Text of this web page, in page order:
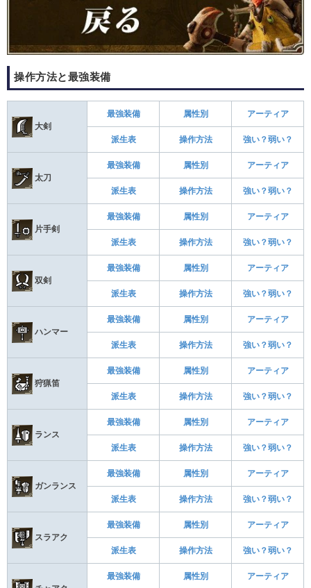
操作方法と最強装備
大剣
最強装備 属性別 アーティア
派生表 操作方法 強い？弱い？
太刀
最強装備 属性別 アーティア
派生表 操作方法 強い？弱い？
片手剣
最強装備 属性別 アーティア
派生表 操作方法 強い？弱い？
双剣
最強装備 属性別 アーティア
派生表 操作方法 強い？弱い？
ハンマー
最強装備 属性別 アーティア
派生表 操作方法 強い？弱い？
狩猟笛
最強装備 属性別 アーティア
派生表 操作方法 強い？弱い？
ランス
最強装備 属性別 アーティア
派生表 操作方法 強い？弱い？
ガンランス
最強装備 属性別 アーティア
派生表 操作方法 強い？弱い？
スラアク
最強装備 属性別 アーティア
派生表 操作方法 強い？弱い？
最強装備 属性別 アーティア